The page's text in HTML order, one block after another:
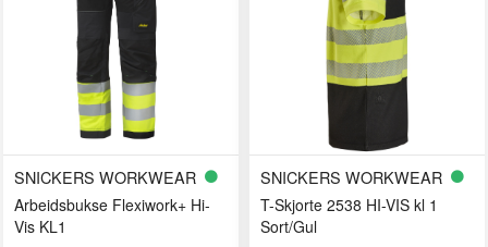
SNICKERS WORKWEAR
Arbeidsbukse Flexiwork+ Hi-
Vis KL1
SNICKERS WORKWEAR
T-Skjorte 2538 HI-VIS kl 1
Sort/Gul